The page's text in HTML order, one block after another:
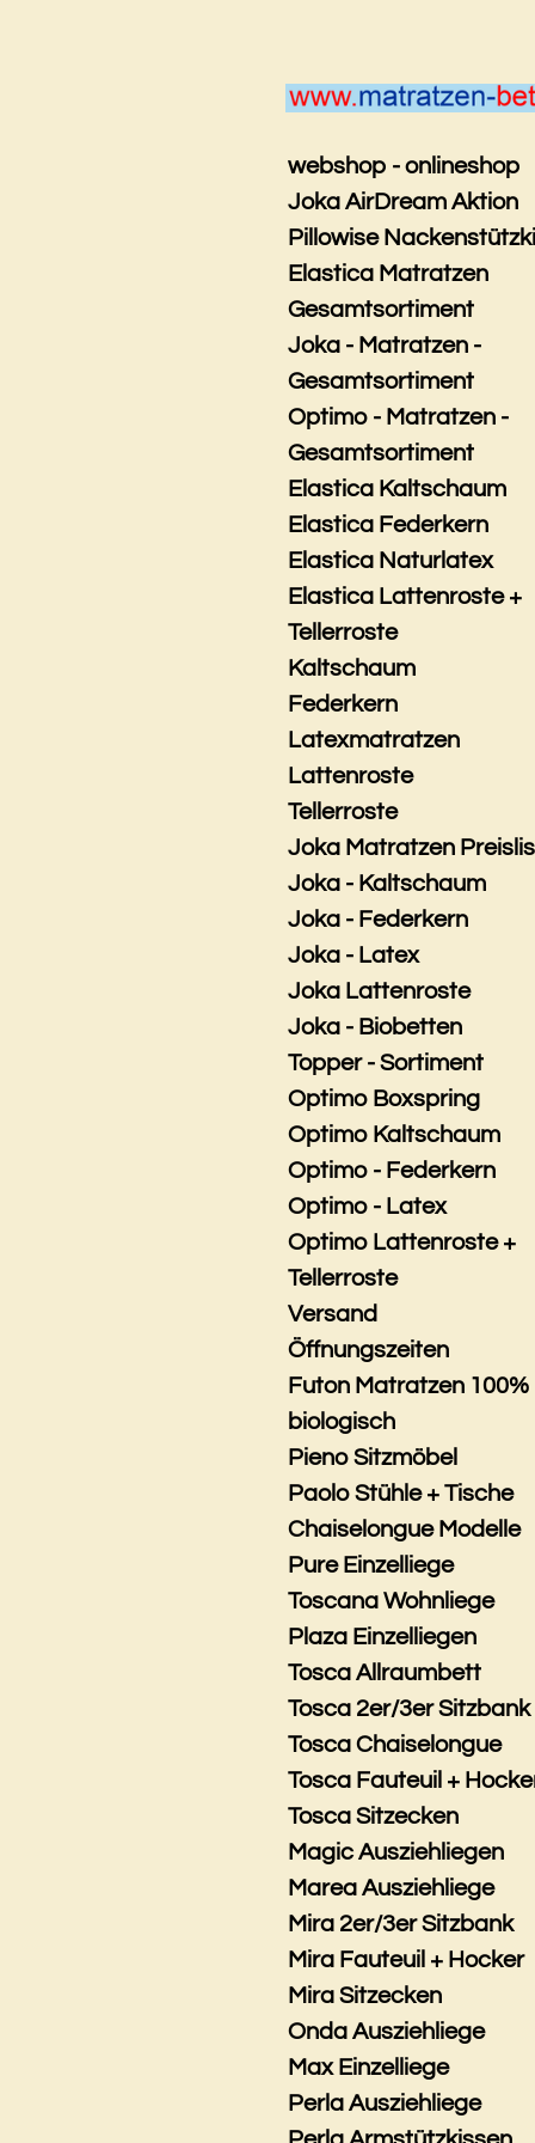
webshop - onlineshop
Joka AirDream Aktion
Pillowise
Elastica Matratzen
Gesamtsortiment
Joka - Matratzen -
Gesamtsortiment
Optimo - Matratzen -
Gesamtsortiment
Elastica Kaltschaum
Elastica Federkern
Elastica Naturlatex
Elastica Lattenroste +
Tellerroste
Kaltschaum
Federkern
Latexmatratzen
Lattenroste
Tellerroste
Joka Matratzen
Joka - Kaltschaum
Joka - Federkern
Joka - Latex
Joka Lattenroste
Joka - Biobetten
Topper - Sortiment
Optimo Boxspring
Optimo Kaltschaum
Optimo - Federkern
Optimo - Latex
Optimo Lattenroste +
Tellerroste
Versand
Öffnungszeiten
Futon Matratzen 100%
biologisch
Pieno Sitzmöbel
Paolo Stühle + Tische
Chaiselongue Modelle
Pure Einzelliege
Toscana Wohnliege
Plaza Einzelliegen
Tosca Allraumbett
Tosca 2er/3er Sitzbank
Tosca Chaiselongue
Tosca Fauteuil +
Tosca Sitzecken
Magic Ausziehliegen
Marea Ausziehliege
Mira 2er/3er Sitzbank
Mira Fauteuil + Hocker
Mira Sitzecken
Onda Ausziehliege
Max Einzelliege
Perla Ausziehliege